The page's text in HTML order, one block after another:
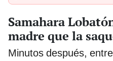
Samahara
madre que la
Minutos después,